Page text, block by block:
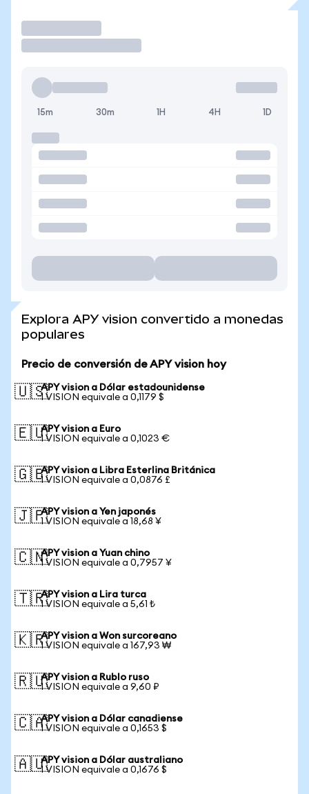
15m 30m 1H 4H 1D
Explora APY vision convertido a monedas
populares
Precio de conversión de APY vision hoy
🇺🇸APY vision a Dólar estadounidense
1 VISION equivale a 0,1179 $
🇪🇺APY vision a Euro
1 VISION equivale a 0,1023 €
🇬🇧APY vision a Libra Esterlina Británica
1 VISION equivale a 0,0876 £
🇯🇵APY vision a Yen japonés
1 VISION equivale a 18,68 ¥
🇨🇳APY vision a Yuan chino
1 VISION equivale a 0,7957 ¥
🇹🇷APY vision a Lira turca
1 VISION equivale a 5,61 ₺
🇰🇷APY vision a Won surcoreano
1 VISION equivale a 167,93 ₩
🇷🇺APY vision a Rublo ruso
1 VISION equivale a 9,60 ₽
🇨🇦APY vision a Dólar canadiense
1 VISION equivale a 0,1653 $
🇦🇺APY vision a Dólar australiano
1 VISION equivale a 0,1676 $